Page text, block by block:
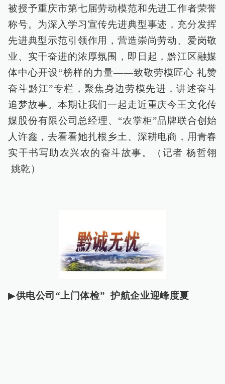
被授予重庆市第七届劳动模范和先进工作者荣誉
称号。为深入学习宣传先进典型事迹，充分发挥
先进典型示范引领作用，营造崇尚劳动、爱岗敬
业、实干奋进的浓厚氛围，即日起，黔江区融媒
体中心开设“榜样的力量——致敬劳模匠心 礼赞
奋斗黔江”专栏，聚焦身边劳模先进，讲述奋斗
追梦故事。本期让我们一起走近重庆今王文化传
媒股份有限公司总经理、“农掌柜”品牌联合创始
人许鑫，去看看她扎根乡土、深耕电商，用青春
实干书写助农兴农的奋斗故事。（记者 杨哲翎
姚乾）
▶供电公司“上门体检” 护航企业迎峰度夏